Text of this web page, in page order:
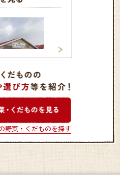
ＪＡ農産物直売
野菜・くだものを探す